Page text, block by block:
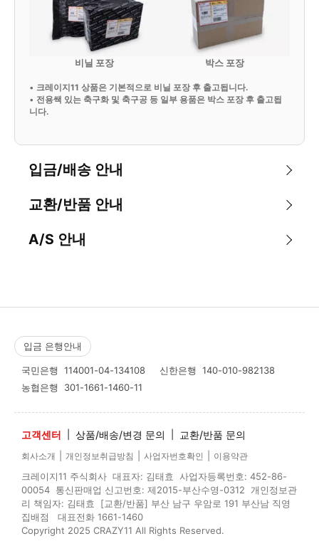
비닐 포장 박스 포장
• 크레이지11 상품은 기본적으로 비닐 포장 후 출고됩니다.
• 전용쌕 있는 축구화 및 축구공 등 일부 용품은 박스 포장 후 출고됩
니다.
입금/배송 안내
교환/반품 안내
A/S 안내
입금 은행안내
국민은행 114001-04-134108 신한은행 140-010-982138
농협은행 301-1661-1460-11
고객센터 상품/배송/변경 문의 교환/반품 문의
회사소개 개인정보취급방침 사업자번호확인 이용약관
크레이지11 주식회사 대표자: 김태효 사업자등록번호: 452-86-
00054 통신판매업 신고번호: 제2015-부산수영-0312 개인정보관
리 책임자: 김태효 [교환/반품] 부산 남구 우암로 191 부산남 직영
집배점 대표전화 1661-1460
Copyright 2025 CRAZY11 All Rights Reserved.